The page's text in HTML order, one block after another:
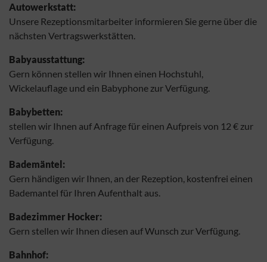
Autowerkstatt:
Unsere Rezeptionsmitarbeiter informieren Sie gerne über die
nächsten Vertragswerkstätten.
Babyausstattung:
Gern können stellen wir Ihnen einen Hochstuhl,
Wickelauflage und ein Babyphone zur Verfügung.
Babybetten:
stellen wir Ihnen auf Anfrage für einen Aufpreis von 12 € zur
Verfügung.
Bademäntel:
Gern händigen wir Ihnen, an der Rezeption, kostenfrei einen
Bademantel für Ihren Aufenthalt aus.
Badezimmer Hocker:
Gern stellen wir Ihnen diesen auf Wunsch zur Verfügung.
Bahnhof: